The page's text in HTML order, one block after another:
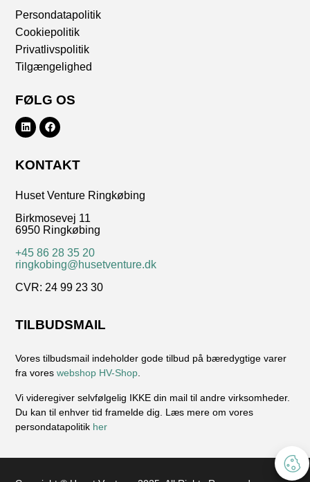
Persondatapolitik
Cookiepolitik
Privatlivspolitik
Tilgængelighed
FØLG OS
KONTAKT
Huset Venture Ringkøbing
Birkmosevej 11
6950 Ringkøbing
+45 86 28 35 20
ringkobing@husetventure.dk
CVR: 24 99 23 30
TILBUDSMAIL
Vores tilbudsmail indeholder gode tilbud på bæredygtige varer
fra voreswebshop HV-Shop.
Vi videregiver selvfølgelig IKKE din mail til andre virksomheder.
Du kan til enhver tid framelde dig. Læs mere om vores
persondatapolitik her
.